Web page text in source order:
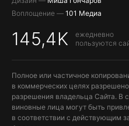
Воплощение — 101 Медиа
145,4K
ежедневно
пользуются
Полное или частичное
в коммерческих целях
разрешения владельца Сайта. В
виновные лица могут быть
в соответствии с действующим